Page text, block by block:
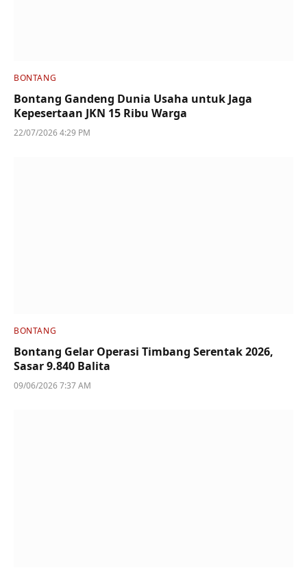
BONTANG
Bontang Gandeng Dunia Usaha untuk Jaga
Kepesertaan JKN 15 Ribu Warga
22/07/2026 4:29 PM
BONTANG
Bontang Gelar Operasi Timbang Serentak 2026,
Sasar 9.840 Balita
09/06/2026 7:37 AM